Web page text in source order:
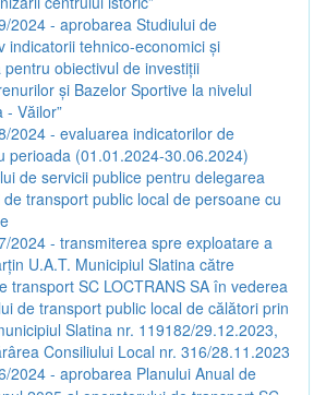
2024 - aprobarea Studiului de
indicatorii tehnico-economici și
obiectivul de investiții
și Bazelor Sportive la nivelul
- Văilor”
2024 - evaluarea indicatorilor de
perioada (01.01.2024-30.06.2024)
de servicii publice pentru delegarea
transport public local de persoane cu
2024 - transmiterea spre exploatare a
U.A.T. Municipiul Slatina către
transport SC LOCTRANS SA în vederea
de transport public local de călători prin
Slatina nr. 119182/29.12.2023,
Consiliului Local nr. 316/28.11.2023
2024 - aprobarea Planului Anual de